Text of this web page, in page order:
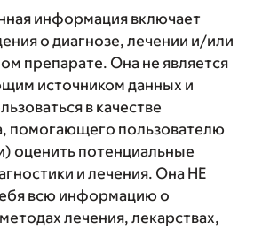
информация включает
о диагнозе, лечении и/или
препарате. Она не является
источником данных и
в качестве
помогающего пользователю
оценить потенциальные
и лечения. Она НЕ
всю информацию о
лечения, лекарствах,